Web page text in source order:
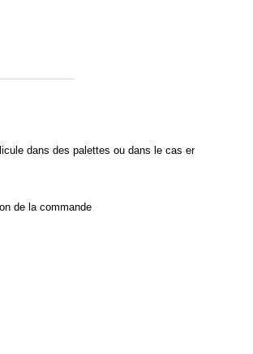
dans des palettes ou dans le cas en
de la commande